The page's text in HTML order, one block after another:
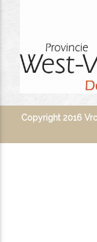
Copyright 2016